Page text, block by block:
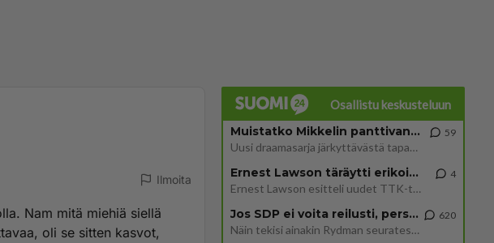
Ilmoita
Nam mitä miehiä siellä
oli se sitten kasvot,
Osallistu keskusteluun
Muistatko Mikkelin panttivankidraaman?
Uusi draamasarja järkyttävästä tapauksesta on tulossa. Tositapahtumiin perustuva sarja ammentaa vuoden 1986 Mikkelin pan
59
Ernest Lawson täräytti erikoisen heiton TTK-lehdistötilaisuudessa: " Onko tässä tarkoituksena...?"
Ernest Lawson esitteli uudet TTK-tähtioppilaat ja opettajat torstaina 6.8. lehdistölle. Tulevalla kaudella on yksi hausk
4
Jos SDP ei voita reilusti, persut kumoavat demokratian Suomesta
Näin tekisi ainakin Rydman seuratessaan idolinsa Trumpin mallia https://www.is.fi/politiikka/art-2000012187244.html
620